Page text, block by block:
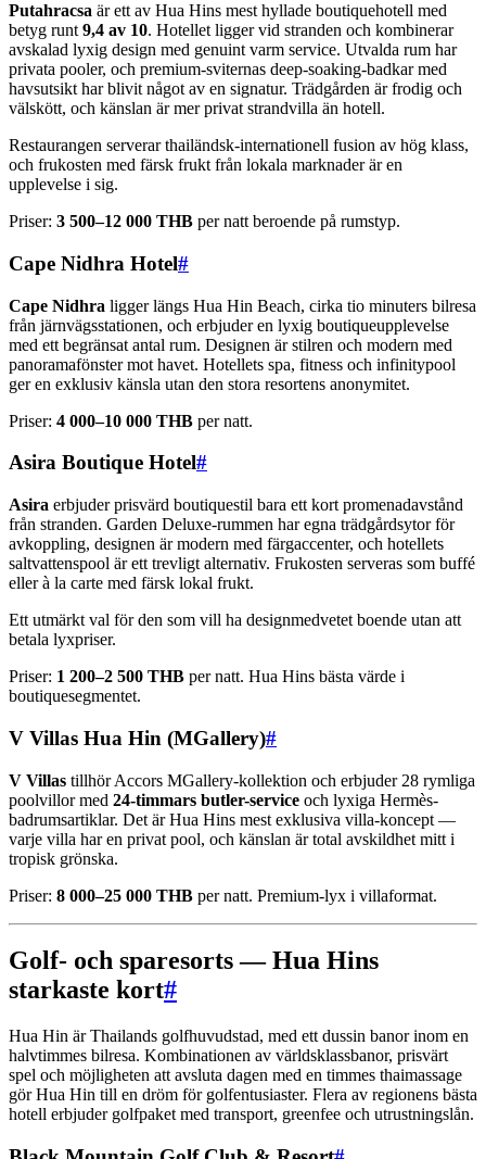
Putahracsa är ett av Hua Hins mest hyllade boutiquehotell med
betyg runt 9,4 av 10. Hotellet ligger vid stranden och kombinerar
avskalad lyxig design med genuint varm service. Utvalda rum har
privata pooler, och premium-sviternas deep-soaking-badkar med
havsutsikt har blivit något av en signatur. Trädgården är frodig och
välskött, och känslan är mer privat strandvilla än hotell.
Restaurangen serverar thailändsk-internationell fusion av hög klass,
och frukosten med färsk frukt från lokala marknader är en
upplevelse i sig.
Priser: 3 500–12 000 THB per natt beroende på rumstyp.
Cape Nidhra Hotel#
Cape Nidhra ligger längs Hua Hin Beach, cirka tio minuters bilresa
från järnvägsstationen, och erbjuder en lyxig boutiqueupplevelse
med ett begränsat antal rum. Designen är stilren och modern med
panoramafönster mot havet. Hotellets spa, fitness och infinitypool
ger en exklusiv känsla utan den stora resortens anonymitet.
Priser: 4 000–10 000 THB per natt.
Asira Boutique Hotel#
Asira erbjuder prisvärd boutiquestil bara ett kort promenadavstånd
från stranden. Garden Deluxe-rummen har egna trädgårdsytor för
avkoppling, designen är modern med färgaccenter, och hotellets
saltvattenspool är ett trevligt alternativ. Frukosten serveras som buffé
eller à la carte med färsk lokal frukt.
Ett utmärkt val för den som vill ha designmedvetet boende utan att
betala lyxpriser.
Priser: 1 200–2 500 THB per natt. Hua Hins bästa värde i
boutiquesegmentet.
V Villas Hua Hin (MGallery)#
V Villas tillhör Accors MGallery-kollektion och erbjuder 28 rymliga
poolvillor med 24-timmars butler-service och lyxiga Hermès-
badrumsartiklar. Det är Hua Hins mest exklusiva villa-koncept —
varje villa har en privat pool, och känslan är total avskildhet mitt i
tropisk grönska.
Priser: 8 000–25 000 THB per natt. Premium-lyx i villaformat.
Golf- och sparesorts — Hua Hins
starkaste kort#
Hua Hin är Thailands golfhuvudstad, med ett dussin banor inom en
halvtimmes bilresa. Kombinationen av världsklassbanor, prisvärt
spel och möjligheten att avsluta dagen med en timmes thaimassage
gör Hua Hin till en dröm för golfentusiaster. Flera av regionens bästa
hotell erbjuder golfpaket med transport, greenfee och utrustningslån.